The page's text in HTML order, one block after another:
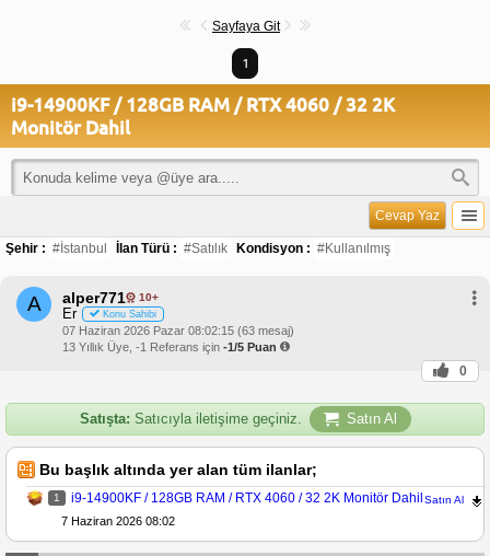
Sayfaya Git
1
i9-14900KF / 128GB RAM / RTX 4060 / 32 2K
Monitör Dahil
Cevap Yaz
Şehir : #İstanbul İlan Türü : #Satılık Kondisyon : #Kullanılmış
A alper771 10+
Er Konu Sahibi
07 Haziran 2026 Pazar 08:02:15 (63 mesaj)
13 Yıllık Üye, -1 Referans için -1/5 Puan
0
Satışta: Satıcıyla iletişime geçiniz. Satın Al
Bu başlık altında yer alan tüm ilanlar;
1 i9-14900KF / 128GB RAM / RTX 4060 / 32 2K Monitör DahilSatın Al
7 Haziran 2026 08:02